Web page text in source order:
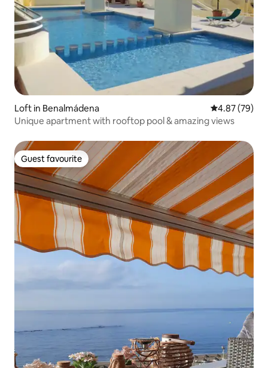
Loft in Benalmádena 4.87 out of 5
4.87 (79)
Unique apartment with rooftop pool & amazing views
Guest favourite
Guest favourite